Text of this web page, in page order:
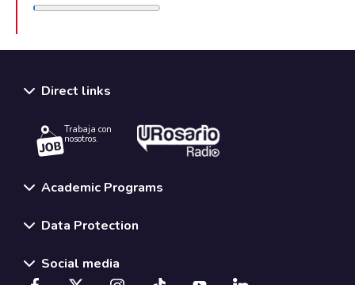
Direct links
Trabaja con
nosotros.
Academic Programs
Data Protection
Social media